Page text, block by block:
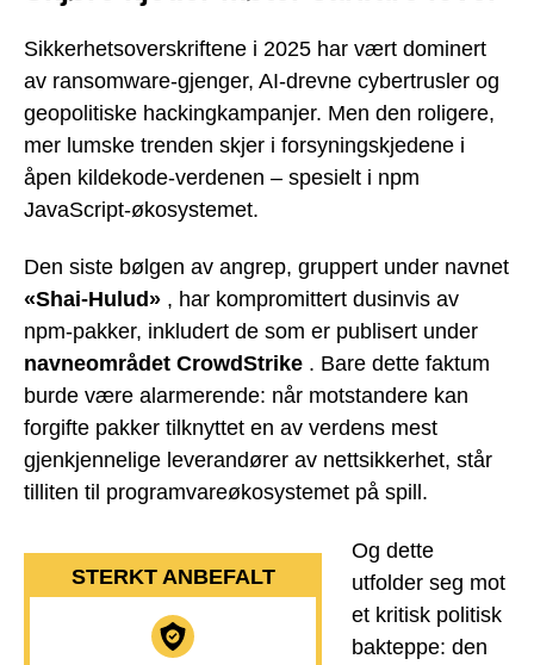
Sikkerhetsoverskriftene i 2025 har vært dominert
av ransomware-gjenger, AI-drevne cybertrusler og
geopolitiske hackingkampanjer. Men den roligere,
mer lumske trenden skjer i forsyningskjedene i
åpen kildekode-verdenen – spesielt i npm
JavaScript-økosystemet.
Den siste bølgen av angrep, gruppert under navnet
«Shai-Hulud» , har kompromittert dusinvis av
npm-pakker, inkludert de som er publisert under
navneområdet CrowdStrike . Bare dette faktum
burde være alarmerende: når motstandere kan
forgifte pakker tilknyttet en av verdens mest
gjenkjennelige leverandører av nettsikkerhet, står
tilliten til programvareøkosystemet på spill.
STERKT ANBEFALT
Og dette
utfolder seg mot
et kritisk politisk
bakteppe: den